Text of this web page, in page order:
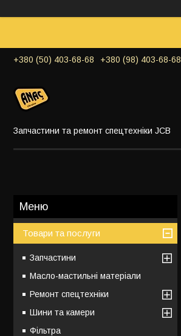
+380 (50) 403-68-68 +380 (98) 403-68-68
Запчастини та ремонт спецтехніки JCB
Товари та послуги
Запчастини
Масло-мастильні матеріали
Ремонт спецтехніки
Шини та камери
Фільтра